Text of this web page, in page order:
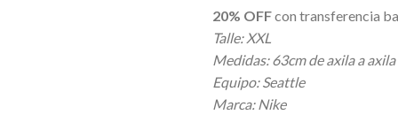
20% OFFcon transferencia
Talle: XXL
Medidas: 63cm de axila a
Equipo: Seattle
Marca: Nike